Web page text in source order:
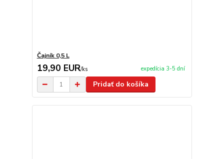
Čajník 0,5 L
19,90 EUR/ks expedícia 3-5 dní
Pridať do košíka